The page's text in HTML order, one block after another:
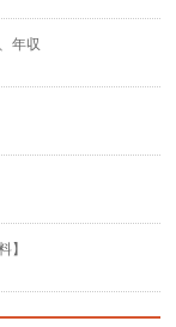
年収
】